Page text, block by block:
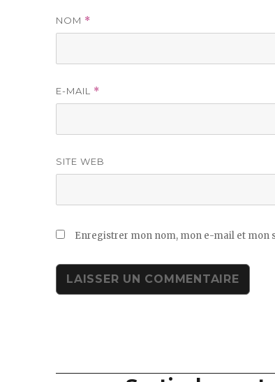
NOM *
E-MAIL *
SITE WEB
Enregistrer mon nom, mon e-mail et mon